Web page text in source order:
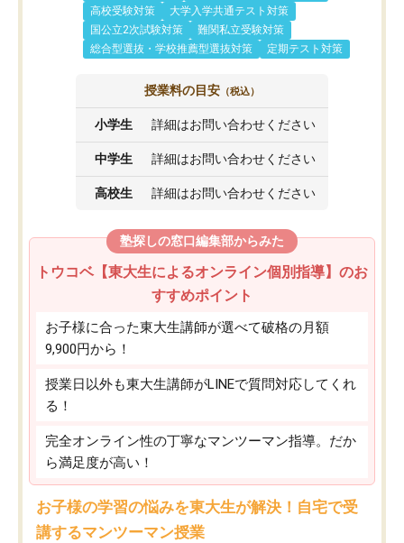
高校受験対策
大学入学共通テスト対策
国公立2次試験対策
難関私立受験対策
総合型選抜・学校推薦型選抜対策
定期テスト対策
授業料の目安 （税込）
小学生 詳細はお問い合わせください
中学生 詳細はお問い合わせください
高校生 詳細はお問い合わせください
塾探しの窓口編集部からみた
トウコベ【東大生によるオンライン個別指導】のお
すすめポイント
お子様に合った東大生講師が選べて破格の月額
9,900円から！
授業日以外も東大生講師がLINEで質問対応してくれ
る！
完全オンライン性の丁寧なマンツーマン指導。だか
ら満足度が高い！
お子様の学習の悩みを東大生が解決！自宅で受
講するマンツーマン授業